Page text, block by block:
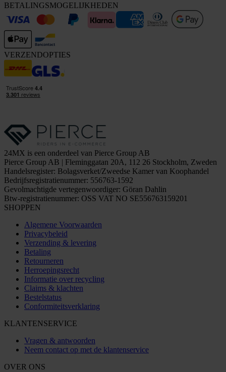
BETALINGSMOGELIJKHEDEN
VERZENDOPTIES
24MX is een onderdeel van Pierce Group AB
Pierce Group AB | Fleminggatan 20A, 112 26 Stockholm, Zweden
Handelsregister: Bolagsverket/Zweedse Kamer van Koophandel
Bedrijfsregistratienummer: 556763-1592
Gevolmachtigde vertegenwoordiger: Göran Dahlin
Btw-registratienummer: OSS VAT NO SE556763159201
SHOPPEN
Algemene Voorwaarden
Privacybeleid
Verzending & levering
Betaling
Retourneren
Herroepingsrecht
Informatie over recycling
Claims & klachten
Bestelstatus
Conformiteitsverklaring
KLANTENSERVICE
Vragen & antwoorden
Neem contact op met de klantenservice
OVER ONS